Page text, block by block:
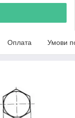
Оплата Умови